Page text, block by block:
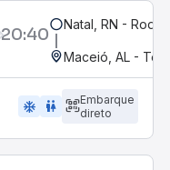
20:40 Natal, RN -
Maceió, AL -
ac_unit wc
Embarque
direto